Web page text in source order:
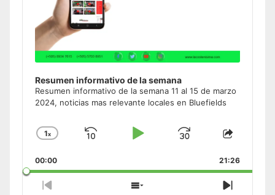
Resumen informativo de la semana
Resumen informativo de la semana 11 al 15 de marzo
2024, noticias mas relevante locales en Bluefields
Change
Rate
1x
Skip
Play
Jump
Forward
Share
Episode
00:00 21:26
Previous Show Next